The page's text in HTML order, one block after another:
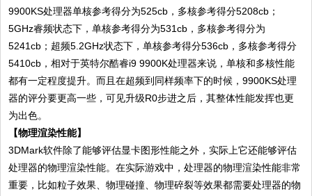
9900KS处理器单核参考得分为525cb，多核参考得分5208cb；
5GHz睿频状态下，单核参考得分为531cb，多核参考得分为
5241cb；超频5.2GHz状态下，单核参考得分536cb，多核参考得分
5410cb，相对于英特尔酷睿i9 9900K处理器来说，单核和多核性能
都有一定程度提升。而且在超频到同样频率下的时候，9900KS处理
器的评分要更高一些，可见升级R0步进之后，其整体性能发挥也更
为出色。
【物理渲染性能】
3DMark软件除了能够评估显卡图形性能之外，实际上它还能够评估
处理器的物理渲染性能。在实际游戏中，处理器的物理渲染性能非常
重要，比如粒子效果、物理碰撞、物理碎裂等效果都需要处理器的物